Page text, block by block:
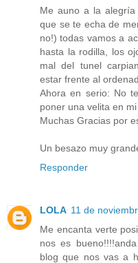
Me auno a la
que se te echa de
no!) todas vamos a
hasta la rodilla, los
mal del tunel
estar frente al
Ahora en serio: No
poner una velita en
Muchas Gracias por
Un besazo muy
Responder
LOLA 11 de
Me encanta verte
nos es
blog que nos vas a